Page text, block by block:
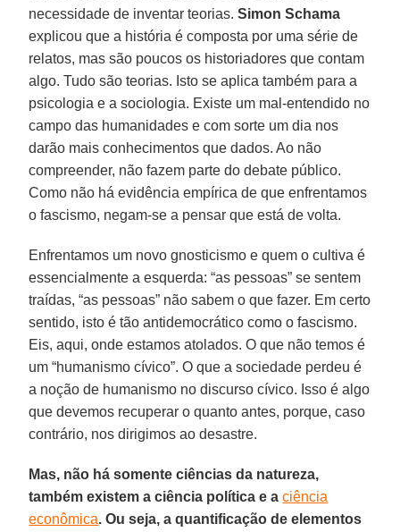
necessidade de inventar teorias.Simon Schama
explicou que a história é composta por uma série de
relatos, mas são poucos os historiadores que contam
algo. Tudo são teorias. Isto se aplica também para a
psicologia e a sociologia. Existe um mal-entendido no
campo das humanidades e com sorte um dia nos
darão mais conhecimentos que dados. Ao não
compreender, não fazem parte do debate público.
Como não há evidência empírica de que enfrentamos
o fascismo, negam-se a pensar que está de volta.
Enfrentamos um novo gnosticismo e quem o cultiva é
essencialmente a esquerda: “as pessoas” se sentem
traídas, “as pessoas” não sabem o que fazer. Em certo
sentido, isto é tão antidemocrático como o fascismo.
Eis, aqui, onde estamos atolados. O que não temos é
um “humanismo cívico”. O que a sociedade perdeu é
a noção de humanismo no discurso cívico. Isso é algo
que devemos recuperar o quanto antes, porque, caso
contrário, nos dirigimos ao desastre.
Mas, não há somente ciências da natureza,
também existem a ciência política e aciência
econômica. Ou seja, a quantificação de elementos